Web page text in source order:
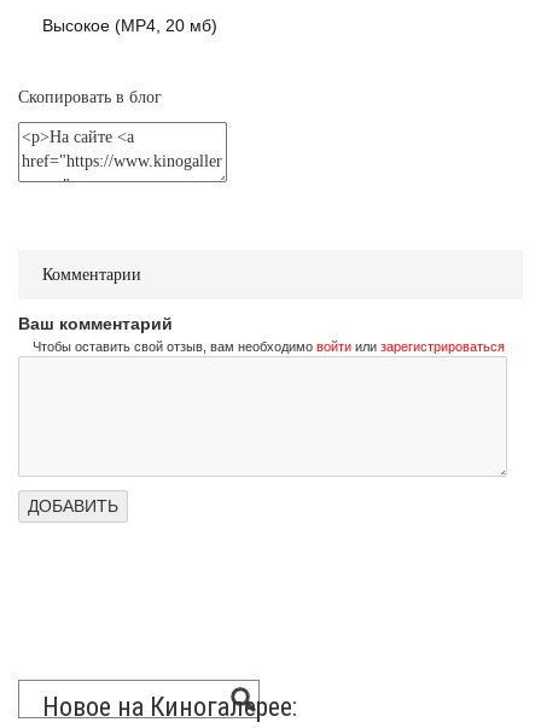
Высокое (MP4, 20 мб)
Скопировать в блог
Комментарии
Ваш комментарий
Чтобы оставить свой отзыв, вам необходимо войти или зарегистрироваться
Новое на Киногалерее: